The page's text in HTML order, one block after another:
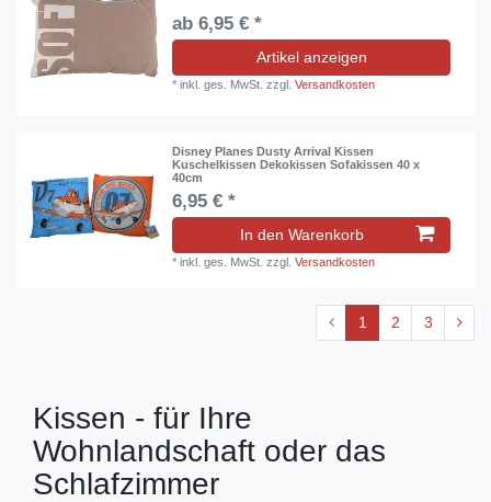
ab 6,95 € *
Artikel anzeigen
*inkl. ges. MwSt. zzgl.Versandkosten
Disney Planes Dusty Arrival Kissen
Kuschelkissen Dekokissen Sofakissen 40 x
40cm
6,95 € *
In den Warenkorb
*inkl. ges. MwSt. zzgl.Versandkosten
1 2 3
Kissen - für Ihre
Wohnlandschaft oder das
Schlafzimmer